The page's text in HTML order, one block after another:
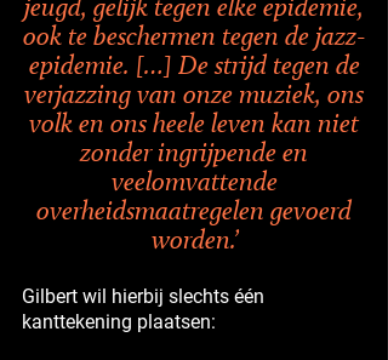
jeugd, gelijk tegen elke epidemie,
ook te beschermen tegen de jazz-
epidemie. […] De strijd tegen de
verjazzing van onze muziek, ons
volk en ons heele leven kan niet
zonder ingrijpende en
veelomvattende
overheidsmaatregelen gevoerd
worden.’
Gilbert wil hierbij slechts één
kanttekening plaatsen: